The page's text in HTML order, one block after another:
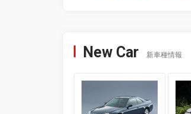
New Car 新車種情報